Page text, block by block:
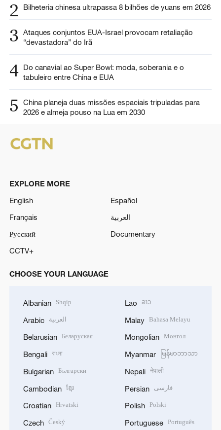
2 Bilheteria chinesa ultrapassa 8 bilhões de yuans em 2026
3 Ataques conjuntos EUA-Israel provocam retaliação
“devastadora” do Irã
4 Do canavial ao Super Bowl: moda, soberania e o
tabuleiro entre China e EUA
5
China planeja duas missões espaciais tripuladas para
2026 e almeja pouso na Lua em 2030
EXPLORE MORE
English
Español
Français
العربية
Русский
Documentary
CCTV+
CHOOSE YOUR LANGUAGE
Albanian Shqip
Arabic العربية
Belarusian Беларуская
Bengali বাংলা
Bulgarian Български
Cambodian ខ្មែរ
Croatian Hrvatski
Czech Český
Lao ລາວ
Malay Bahasa Melayu
Mongolian Монгол
Myanmar မြန်မာဘာသာ
Nepali नेपाली
Persian فارسی
Polish Polski
Portuguese Português